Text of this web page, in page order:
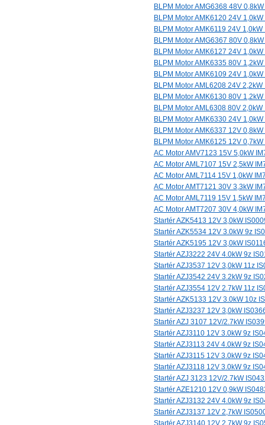
BLPM Motor AMG6368 48V
BLPM Motor AMK6120 24V
BLPM Motor AMK6119 24V 1,0kW
BLPM Motor AMG6367 80V
BLPM Motor AMK6127 24V
BLPM Motor AMK6335 80V
BLPM Motor AMK6109 24V
BLPM Motor AML6208 24V 2,2kW
BLPM Motor AMK6130 80V
BLPM Motor AML6308 80V 2,0kW
BLPM Motor AMK6330 24V
BLPM Motor AMK6337 12V
BLPM Motor AMK6125 12V
AC Motor AMV7123 15V 5,0kW
AC Motor AML7107 15V 2,5kW
AC Motor AML7114 15V 1,0kW
AC Motor AMT7121 30V 3,3kW
AC Motor AML7119 15V 1,5kW
AC Motor AMT7207 30V 4,0kW
Startér AZK5413 12V 3,0kW
Startér AZK5534 12V 3.0kW 9z
Startér AZK5195 12V 3,0kW
Startér AZJ3222 24V 4.0kW 9z
Startér AZJ3537 12V 3,0kW 11z
Startér AZJ3542 24V 3.2kW 9z
Startér AZJ3554 12V 2.7kW 11z
Startér AZK5133 12V 3.0kW 10z
Startér AZJ3237 12V 3,0kW
Startér AZJ 3107 12V/2.7kW
Startér AZJ3110 12V 3.0kW 9z
Startér AZJ3113 24V 4.0kW 9z
Startér AZJ3115 12V 3.0kW 9z
Startér AZJ3118 12V 3.0kW 9z
Startér AZJ 3123 12V/2.7kW
Startér AZE1210 12V 0,9kW
Startér AZJ3132 24V 4.0kW 9z
Startér AZJ3137 12V 2,7kW
Startér AZJ3140 12V 2.7kW 9z